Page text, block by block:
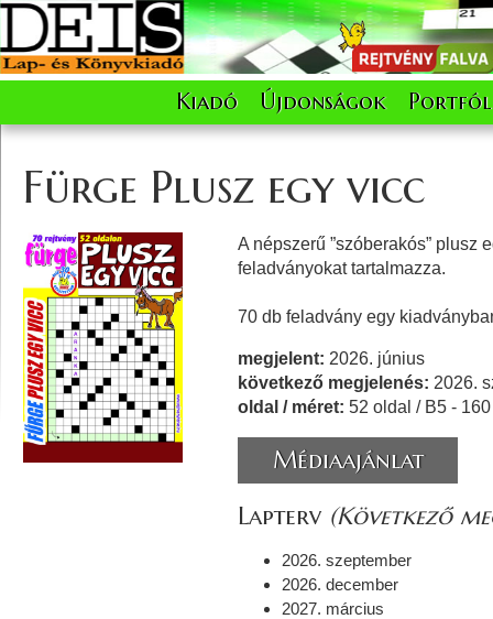
Kiadó Újdonságok
Fürge Plusz egy vicc
A népszerű ”szóberakós” plusz
feladványokat tartalmazza.
70 db feladvány egy
megjelent: 2026. június
következő megjelenés: 2026.
oldal / méret: 52 oldal / B5 -
Médiaajánlat
Lapterv (Következő
2026. szeptember
2026. december
2027. március